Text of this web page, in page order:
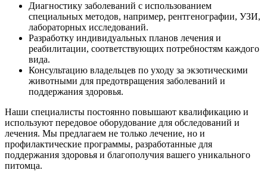
Диагностику заболеваний с использованием
специальных методов, например, рентгенографии, УЗИ,
лабораторных исследований.
Разработку индивидуальных планов лечения и
реабилитации, соответствующих потребностям каждого
вида.
Консультацию владельцев по уходу за экзотическими
животными для предотвращения заболеваний и
поддержания здоровья.
Наши специалисты постоянно повышают квалификацию и
используют передовое оборудование для обследований и
лечения. Мы предлагаем не только лечение, но и
профилактические программы, разработанные для
поддержания здоровья и благополучия вашего уникального
питомца.